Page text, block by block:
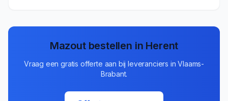
Mazout bestellen in Herent
Vraag een gratis offerte aan bij leveranciers inVlaams-
Brabant.